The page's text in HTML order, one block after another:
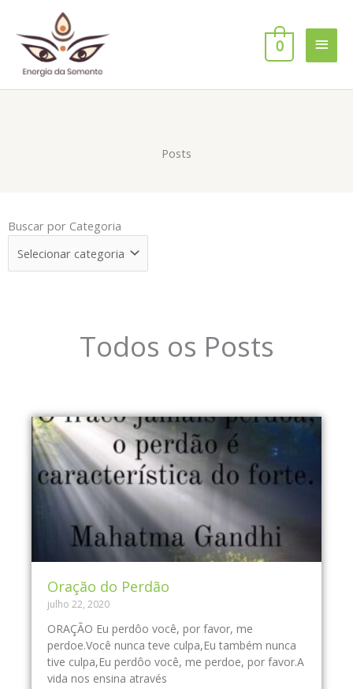
conteúdo
0
Posts
Buscar por Categoria
Buscar
Categoria
Todos os Posts
Oração do Perdão
julho 22, 2020
ORAÇÃO Eu perdôo você, por favor, me
perdoe.Você nunca teve culpa,Eu também nunca
tive culpa,Eu perdôo você, me perdoe, por favor.A
vida nos ensina através